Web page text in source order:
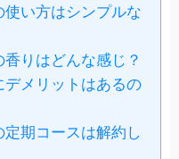
使い方はシンプルな
りはどんな感じ？
デメリットはあるの
期コースは解約し